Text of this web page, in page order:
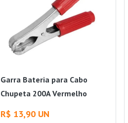
Garra Bateria para Cabo
Chupeta 200A Vermelho
R$ 13,90 UN